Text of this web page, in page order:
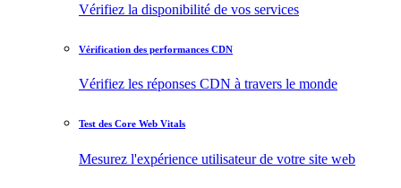
Vérifiez la disponibilité de vos services
Vérification des performances CDN
Vérifiez les réponses CDN à travers le monde
Test des Core Web Vitals
Mesurez l'expérience utilisateur de votre site web